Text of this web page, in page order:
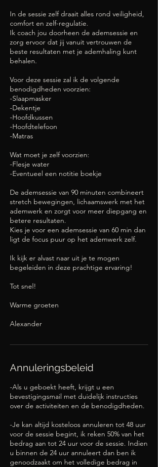
In de sessie zelf draait alles rond veiligheid,
comfort en zelf-regulatie.
Ik coach jou doorheen de ademsessie en
zorg ervoor dat jij vanuit vertrouwen de
beste resultaten met je ademhaling kunt
behalen.
Voor deze sessie zal ik de volgende
benodigdheden voorzien:
-Slaapmasker
-Dekentje
-Hoofdkussen
-Hoofdtelefoon
-Matras
Wat moet je zelf voorzien:
-Flesje water
-Eventueel een notitie boekje
De ademsessie van 90 minuten combineert
stretch bewegingen, lichaamswerk met het
ademwerk en zorgt voor meer diepgang en
betere resultaten.
Kies je voor een ademsessie van 60 min dan
ligt de focus puur op het ademwerk zelf.
Ik kijk er alvast naar uit je te mogen
begeleiden in deze prachtige ervaring!
Tot snel!
Warme groeten
Alexander
Annuleringsbeleid
-Als u geboekt heeft, krijgt u een
bevestigingsmail met duidelijk instructies
over de activiteiten en de benodigdheden.
-Je kan altijd kosteloos annuleren tot 48 uur
voor de sessie begint, ik reken 50% van het
bedrag aan tot 24 uur voor de sessie. Indien
u binnen de 24 uur annuleert dan ben ik
genoodzaakt om het volledige bedrag in